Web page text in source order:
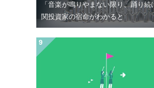
「音楽が鳴りやまない限り、踊り続
関投資家の宿命がわかると